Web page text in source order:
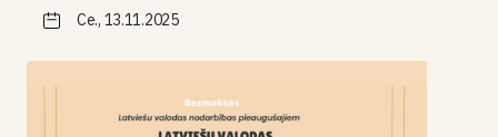
Ce., 13.11.2025